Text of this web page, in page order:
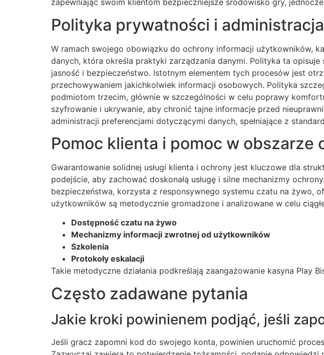
zapewniając swoim klientom bezpieczniejsze środowisko gry,
Polityka prywatności i
W ramach swojego obowiązku do ochrony informacji użytkowników,
danych, która określa praktyki zarządzania danymi. Polityka ta
jasność i bezpieczeństwo. Istotnym elementem tych procesów jest
przechowywaniem jakichkolwiek informacji osobowych. Polityka
podmiotom trzecim, głównie w szczególności w celu poprawy
szyfrowanie i ukrywanie, aby chronić tajne informacje przed
administracji preferencjami dotyczącymi danych, spełniające z
Pomoc klienta i pomoc w obszarze
Gwarantowanie solidnej usługi klienta i ochrony jest kluczowe dla
podejście, aby zachować doskonałą usługę i silne mechanizmy
bezpieczeństwa, korzysta z responsywnego systemu czatu na żywo,
użytkowników są metodycznie gromadzone i analizowane w celu
Dostępność czatu na żywo
Mechanizmy informacji zwrotnej od użytkowników
Szkolenia
Protokoły eskalacji
Takie metodyczne działania podkreślają zaangażowanie kasyna Play
Często zadawane pytania
Jakie kroki powinienem podjąć, jeśli
Jeśli gracz zapomni kod do swojego konta, powinien uruchomić